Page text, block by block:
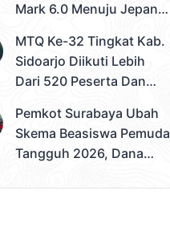
Mark 6.0 Menuju Jepang,
2026
MTQ Ke-32 Tingkat Kab.
Sidoarjo Diikuti Lebih
Dari 520 Peserta Dan
Juara Umum
Pemkot Surabaya Ubah
Skema Beasiswa Pemuda
Tangguh 2026, Dana
Sekolah